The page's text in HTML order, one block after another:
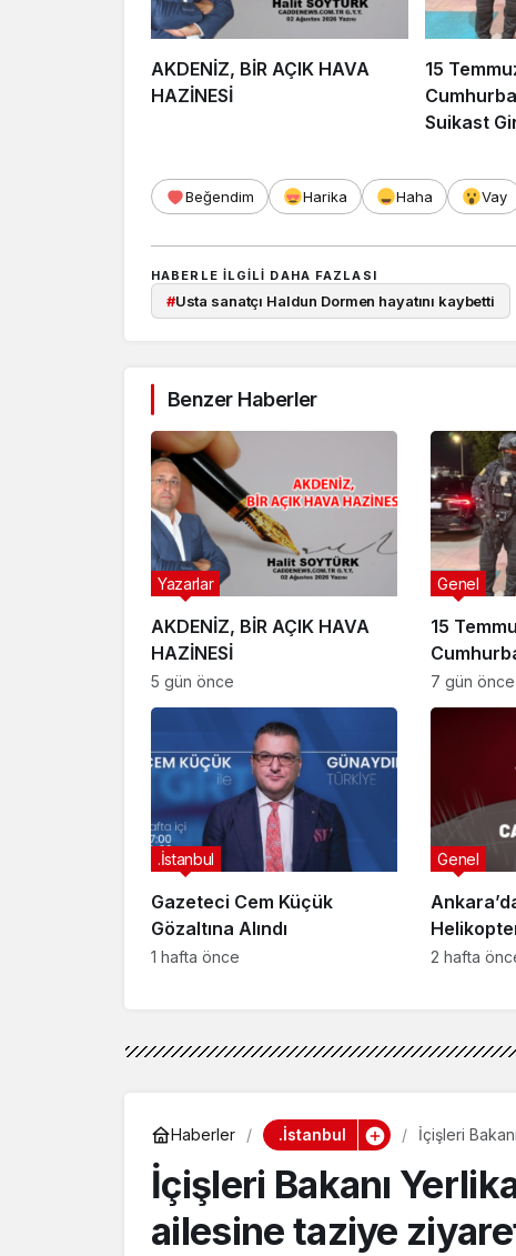
AKDENİZ, BİR AÇIK HAVA
HAZİNESİ
15
Suikast
Beğendim Harika Haha Vay
HABERLE ILGILI DAHA FAZLASI
#Usta sanatçı Haldun Dormen hayatını kaybetti
Benzer Haberler
AKDENİZ, BİR AÇIK HAVA
HAZİNESİ
Yazarlar
5 gün önce
15
Suikast
FETÖ
Genel
7 gün önce
Gazeteci Cem Küçük
Gözaltına Alındı
.İstanbul
1 hafta önce
Yaralandı
Genel
2 hafta
Haberler .İstanbul İçişleri
İçişleri Bakanı
ailesine taziye